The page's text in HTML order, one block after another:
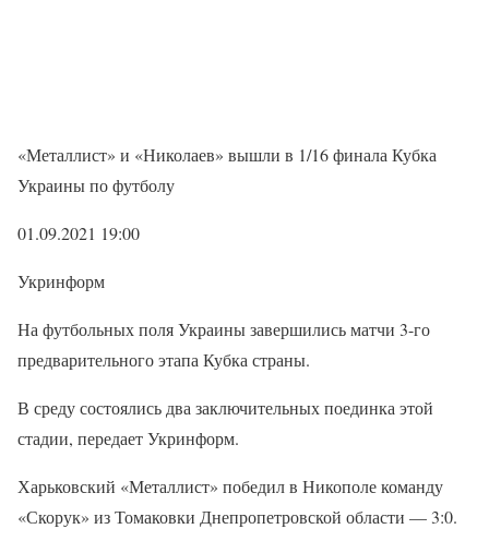
«Металлист» и «Николаев» вышли в 1/16 финала Кубка
Украины по футболу
01.09.2021 19:00
Укринформ
На футбольных поля Украины завершились матчи 3-го
предварительного этапа Кубка страны.
В среду состоялись два заключительных поединка этой
стадии, передает Укринформ.
Харьковский «Металлист» победил в Никополе команду
«Скорук» из Томаковки Днепропетровской области — 3:0.